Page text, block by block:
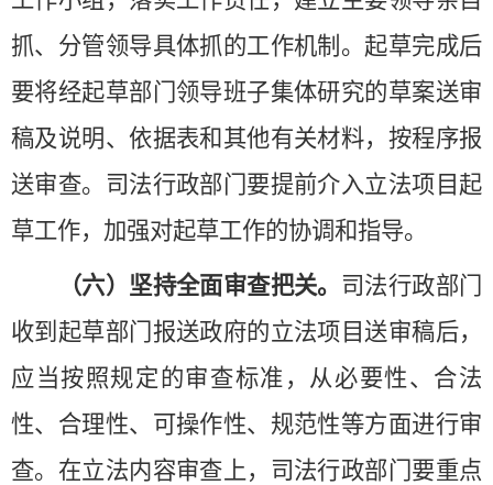
抓、分管领导具体抓的工作机制。起草完成后
要将经起草部门领导班子集体研究的草案送审
稿及说明、依据表和其他有关材料，按程序报
送审查。司法行政部门要提前介入立法项目起
草工作，加强对起草工作的协调和指导。
（六）坚持全面审查把关。 司法行政部门
收到起草部门报送政府的立法项目送审稿后，
应当按照规定的审查标准，从必要性、合法
性、合理性、可操作性、规范性等方面进行审
查。在立法内容审查上，司法行政部门要重点